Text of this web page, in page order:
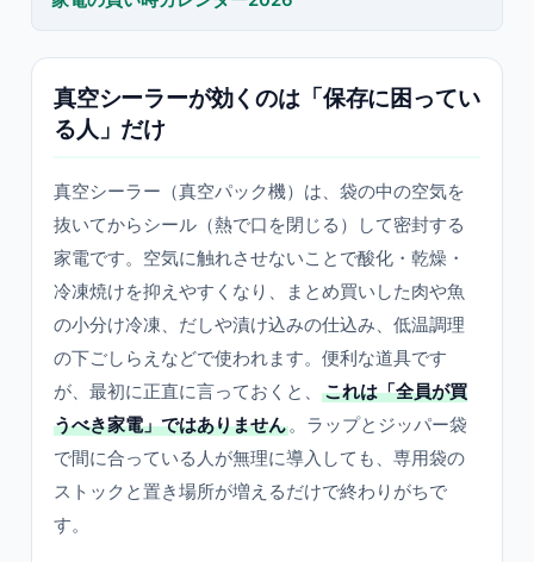
真空シーラーが効くのは「保存に困ってい
る人」だけ
真空シーラー（真空パック機）は、袋の中の空気を
抜いてからシール（熱で口を閉じる）して密封する
家電です。空気に触れさせないことで酸化・乾燥・
冷凍焼けを抑えやすくなり、まとめ買いした肉や魚
の小分け冷凍、だしや漬け込みの仕込み、低温調理
の下ごしらえなどで使われます。便利な道具です
が、最初に正直に言っておくと、
これは「全員が買
うべき家電」ではありません。ラップとジッパー袋
で間に合っている人が無理に導入しても、専用袋の
ストックと置き場所が増えるだけで終わりがちで
す。